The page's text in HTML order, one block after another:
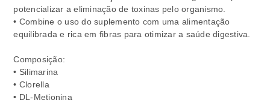
potencializar a eliminação de toxinas pelo organismo.
• Combine o uso do suplemento com uma alimentação
equilibrada e rica em fibras para otimizar a saúde digestiva.
Composição:
• Silimarina
• Clorella
• DL-Metionina